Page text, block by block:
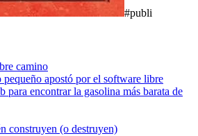
#publi
camino
apostó por el software libre
para encontrar la gasolina más barata de
construyen (o destruyen)